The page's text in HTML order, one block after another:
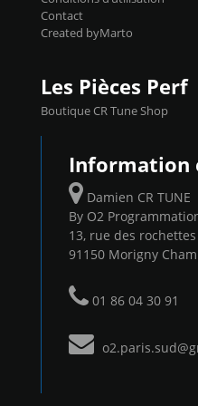
Contact
Created byMarto
Les Pièces Perf
Boutique CR Tune Shop
Information
Damien CR TUNE
By O2
13, rue des rochettes
91150 Morigny
01 86 04 30 91